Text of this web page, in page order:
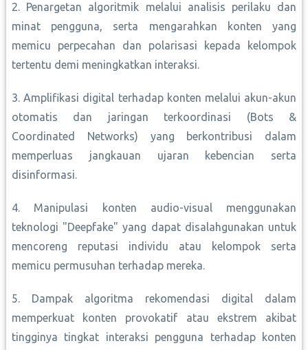
2. Penargetan algoritmik melalui analisis perilaku dan
minat pengguna, serta mengarahkan konten yang
memicu perpecahan dan polarisasi kepada kelompok
tertentu demi meningkatkan interaksi.
3. Amplifikasi digital terhadap konten melalui akun-akun
otomatis dan jaringan terkoordinasi (Bots &
Coordinated Networks) yang berkontribusi dalam
memperluas jangkauan ujaran kebencian serta
disinformasi.
4. Manipulasi konten audio-visual menggunakan
teknologi "Deepfake" yang dapat disalahgunakan untuk
mencoreng reputasi individu atau kelompok serta
memicu permusuhan terhadap mereka.
5. Dampak algoritma rekomendasi digital dalam
memperkuat konten provokatif atau ekstrem akibat
tingginya tingkat interaksi pengguna terhadap konten